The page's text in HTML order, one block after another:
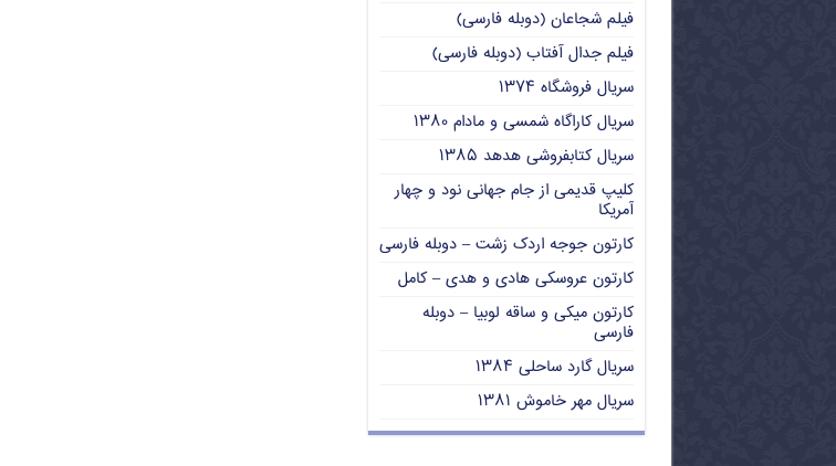
فیلم شجاعان (دوبله فارسی)
فیلم جدال آفتاب (دوبله فارسی)
سریال فروشگاه ۱۳۷۴
سریال کاراگاه شمسی و مادام ۱۳۸۰
سریال کتابفروشی هدهد ۱۳۸۵
کلیپ قدیمی از جام جهانی نود و چهار
آمریکا
کارتون جوجه اردک زشت – دوبله فارسی
کارتون عروسکی هادی و هدی – کامل
کارتون میکی و ساقه لوبیا – دوبله
فارسی
سریال گارد ساحلی ۱۳۸۴
سریال مهر خاموش ۱۳۸۱